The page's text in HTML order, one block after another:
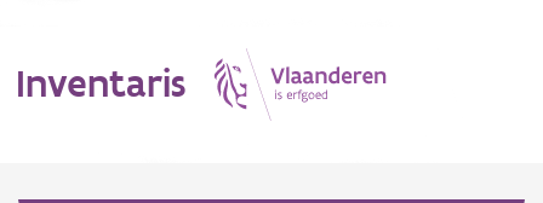
Inventaris